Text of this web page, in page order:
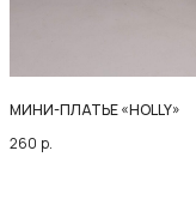
МИНИ-ПЛАТЬЕ «HOLLY»
260 р.